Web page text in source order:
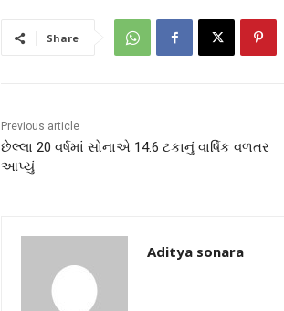
Share
Previous article
છેલ્લા 20 વર્ષમાં સોનાએ 14.6 ટકાનું વાર્ષિક વળતર
આપ્યું
Aditya sonara